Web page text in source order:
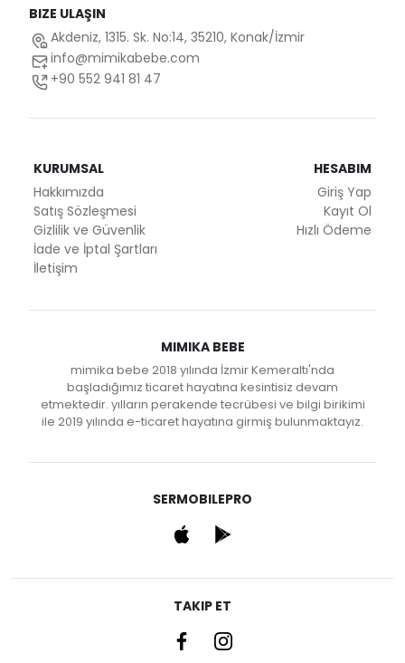
BIZE ULAŞIN
Akdeniz, 1315. Sk. No:14, 35210, Konak/İzmir
info@mimikabebe.com
+90 552 941 81 47
KURUMSAL
Hakkımızda
Satış Sözleşmesi
Gizlilik ve Güvenlik
İade ve İptal Şartları
İletişim
HESABIM
Giriş Yap
Kayıt Ol
Hızlı Ödeme
MIMIKA BEBE
mimika bebe 2018 yılında İzmir Kemeraltı'nda
başladığımız ticaret hayatına kesintisiz devam
etmektedir. yılların perakende tecrübesi ve bilgi birikimi
ile 2019 yılında e-ticaret hayatına girmiş bulunmaktayız.
SERMOBILEPRO
TAKIP ET